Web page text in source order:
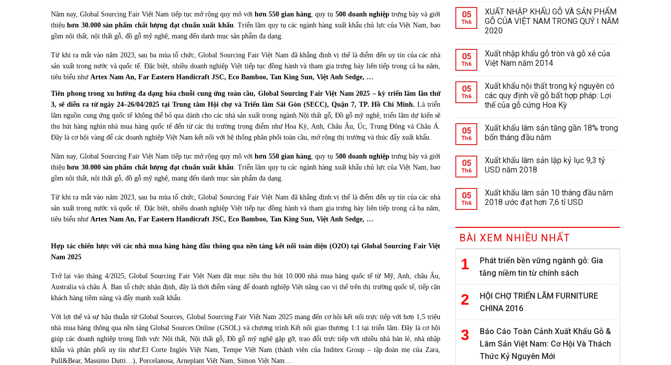
Năm nay, Global Sourcing Fair Việt Nam tiếp tục mở rộng quy mô vớihơn 550 gian hàng, quy tụ 500 doanh nghiệptrưng bày và giới
thiệuhơn 30.000 sản phẩm chất lượng đạt chuẩn xuất khẩu. Triển lãm quy tụ các ngành hàng xuất khẩu chủ lực của Việt Nam, bao
gồm nội thất, nội thất gỗ, đồ gỗ mỹ nghệ, mang đến danh mục sản phẩm đa dạng.
Từ khi ra mắt vào năm 2023, sau ba mùa tổ chức, Global Sourcing Fair Việt Nam đã khẳng định vị thế là điểm đến uy tín của các nhà
sản xuất trong nước và quốc tế. Đặc biệt, nhiều doanh nghiệp Việt tiếp tục đồng hành và tham gia trưng bày liên tiếp trong cả ba năm,
tiêu biểu như Artex Nam An, Far Eastern Handicraft JSC, Eco Bamboo, Tan King Sun, Việt Anh Sedge, …
Tiên phong trong xu hướng đa dạng hóa chuỗi cung ứng toàn cầu, Global Sourcing Fair Việt Nam 2025 – kỳ triển lãm lần thứ
3, sẽ diễn ra từ ngày 24–26/04/2025 tại Trung tâm Hội chợ và Triển lãm Sài Gòn (SECC), Quận 7, TP. Hồ Chí Minh.Là triển
lãm nguồn cung ứng quốc tế không thể bỏ qua dành cho các nhà sản xuất trong ngành Nội thất gỗ, Đồ gỗ mỹ nghệ, triển lãm dự kiến sẽ
thu hút hàng nghìn nhà mua hàng quốc tế đến từ các thị trường trọng điểm như Hoa Kỳ, Anh, Châu Âu, Úc, Trung Đông và Châu Á.
Đây là cơ hội vàng để các doanh nghiệp Việt Nam kết nối với hệ thống phân phối toàn cầu, mở rộng thị trường và thúc đẩy xuất khẩu.
Năm nay, Global Sourcing Fair Việt Nam tiếp tục mở rộng quy mô vớihơn 550 gian hàng, quy tụ 500 doanh nghiệptrưng bày và giới
thiệuhơn 30.000 sản phẩm chất lượng đạt chuẩn xuất khẩu. Triển lãm quy tụ các ngành hàng xuất khẩu chủ lực của Việt Nam, bao
gồm nội thất, nội thất gỗ, đồ gỗ mỹ nghệ, mang đến danh mục sản phẩm đa dạng.
Từ khi ra mắt vào năm 2023, sau ba mùa tổ chức, Global Sourcing Fair Việt Nam đã khẳng định vị thế là điểm đến uy tín của các nhà
sản xuất trong nước và quốc tế. Đặc biệt, nhiều doanh nghiệp Việt tiếp tục đồng hành và tham gia trưng bày liên tiếp trong cả ba năm,
tiêu biểu như Artex Nam An, Far Eastern Handicraft JSC, Eco Bamboo, Tan King Sun, Việt Anh Sedge, …
Hợp tác chiến lược với các nhà mua hàng hàng đầu thông qua nền tảng kết nối toàn diện (O2O) tại Global Sourcing Fair Việt
Nam 2025
Trở lại vào tháng 4/2025, Global Sourcing Fair Việt Nam đặt mục tiêu thu hút 10.000 nhà mua hàng quốc tế từ Mỹ, Anh, châu Âu,
Australia và châu Á. Ban tổ chức nhận định, đây là thời điểm vàng để doanh nghiệp Việt nâng cao vị thế trên thị trường quốc tế, tiếp cận
khách hàng tiềm năng và đẩy mạnh xuất khẩu.
Với lợi thế và sự hậu thuẫn từ Global Sources, Global Sourcing Fair Việt Nam 2025 mang đến cơ hội kết nối trực tiếp với hơn 1,5 triệu
nhà mua hàng thông qua nền tảng Global Sources Online (GSOL) và chương trình Kết nối giao thương 1:1 tại triển lãm. Đây là cơ hội
giúp các doanh nghiệp trong lĩnh vực Nội thất, Nội thất gỗ, Đồ gỗ mỹ nghệ gặp gỡ, trao đổi trực tiếp với nhiều nhà bán lẻ, nhà nhập
khẩu và phân phối uy tín như:El Corte Inglés Việt Nam, Tempe Việt Nam (thành viên của Inditex Group – tập đoàn mẹ của Zara,
Pull&Bear, Massimo Dutti…), Porcelanosa, Arneplant Việt Nam, Simon Việt Nam…
05
Th6
XUẤT NHẬP KHẨU GỖ VÀ SẢN PHẨM
GỖ CỦA VIỆT NAM TRONG QUÝ I NĂM
2020
05
Th6
Xuất nhập khẩu gỗ tròn và gỗ xẻ của
Việt Nam năm 2014
05
Th6
Xuất khẩu nội thất trong kỷ nguyên có
các quy định về gỗ bất hợp pháp: Lợi
thế của gỗ cứng Hoa Kỳ
05
Th6
Xuất khẩu lâm sản tăng gần 18% trong
bốn tháng đầu năm
05
Th6
Xuất khẩu lâm sản lập kỷ lục 9,3 tỷ
USD năm 2018
05
Th6
Xuất khẩu lâm sản 10 tháng đầu năm
2018 ước đạt hơn 7,6 tỉ USD
BÀI XEM NHIỀU NHẤT
Phát triển bền vững ngành gỗ: Gia
tăng niềm tin từ chính sách
HỘI CHỢ TRIỂN LÃM FURNITURE
CHINA 2016
Báo Cáo Toàn Cảnh Xuất Khẩu Gỗ &
Lâm Sản Việt Nam: Cơ Hội Và Thách
Thức Kỷ Nguyên Mới